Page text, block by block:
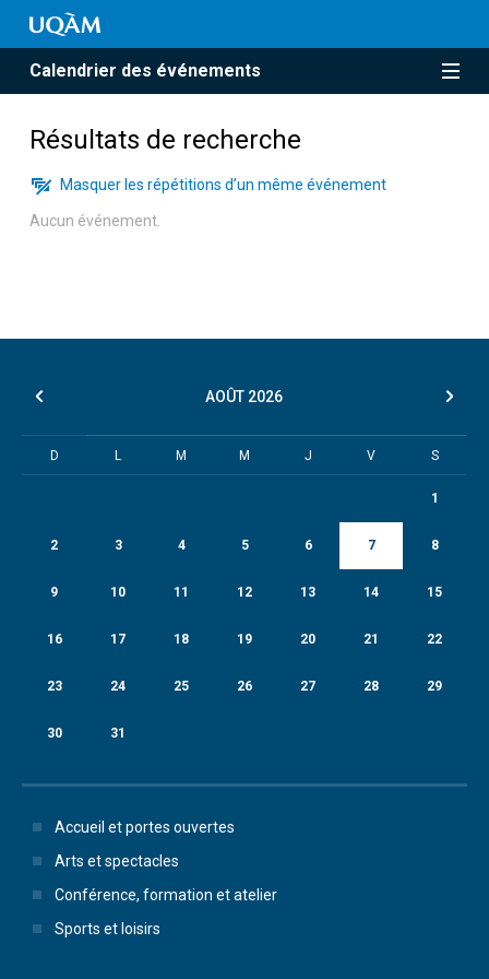
Calendrier des événements
Résultats de recherche
Masquer les répétitions d’un même événement
Aucun événement.
AOÛT 2026
D L M M J V S
1
2 3 4 5 6 7 8
9 10 11 12 13 14 15
16 17 18 19 20 21 22
23 24 25 26 27 28 29
30 31
Accueil et portes ouvertes
Arts et spectacles
Conférence, formation et atelier
Sports et loisirs